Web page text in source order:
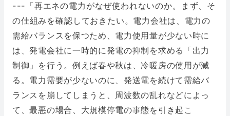
---「再エネの電力がなぜ使われないのか。まず、そ
の仕組みを確認しておきたい。 電力会社は、電力の
需給バランスを保つため、電力使用量が少ない時に
は、発電会社に一時的に発電の抑制を求める「出力
制御」を行う。例えば春や秋は、冷暖房の使用が減
る。電力需要が少ないのに、発送電を続けて需給バ
ランスを崩してしまうと、周波数の乱れなどによっ
て、最悪の場合、大規模停電の事態を引き起こ